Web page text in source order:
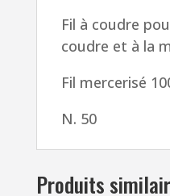
coudre,
machine
Fil à coudre
coudre et à la
Fil mercerisé
N. 50
Produits